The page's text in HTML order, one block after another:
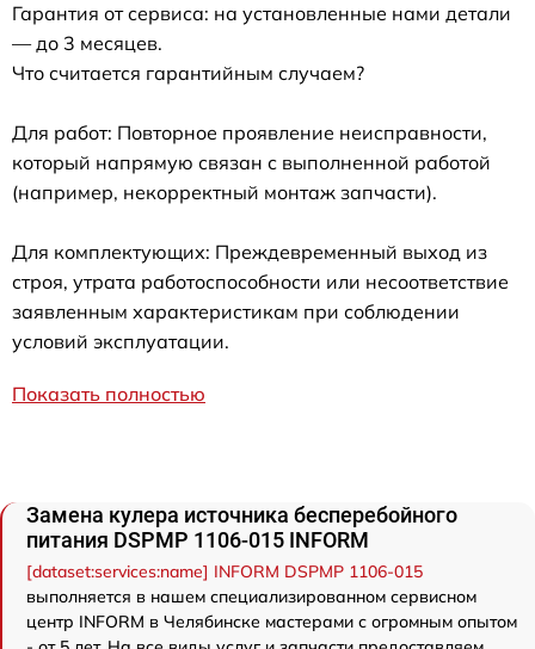
Гарантия от сервиса: на установленные нами детали
— до 3 месяцев.
Что считается гарантийным случаем?
Для работ: Повторное проявление неисправности,
который напрямую связан с выполненной работой
(например, некорректный монтаж запчасти).
Для комплектующих: Преждевременный выход из
строя, утрата работоспособности или несоответствие
заявленным характеристикам при соблюдении
условий эксплуатации.
Показать полностью
Замена кулера источника бесперебойного
питания DSPMP 1106-015 INFORM
[dataset:services:name] INFORM DSPMP 1106-015
выполняется в нашем специализированном сервисном
центр INFORM в Челябинске мастерами с огромным опытом